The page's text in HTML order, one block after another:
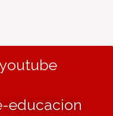
educacion